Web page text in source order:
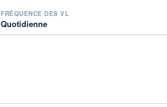
FRÉQUENCE DES VL
Quotidienne